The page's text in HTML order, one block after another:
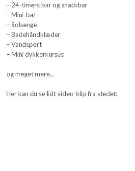
– 24-timers bar og snackbar
– Mini-bar
– Solsenge
– Badehåndklæder
– Vandsport
– Mini dykkerkursus
og meget mere…
Her kan du se lidt video-klip fra stedet: